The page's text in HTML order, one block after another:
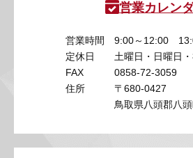
営業カレン
営業時間
9:00～12:00
定休日
土曜日・日曜日
FAX
0858-72-3059
住所
〒680-0427
鳥取県八頭郡八